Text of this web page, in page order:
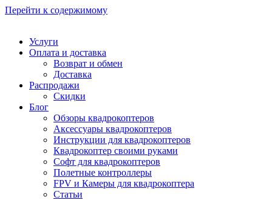
Перейти к содержимому
Услуги
Оплата и доставка
Возврат и обмен
Доставка
Распродажи
Скидки
Блог
Обзоры квадрокоптеров
Аксессуары квадрокоптеров
Инструкции для квадрокоптеров
Квадрокоптер своими руками
Софт для квадрокоптеров
Полетные контроллеры
FPV и Камеры для квадрокоптера
Статьи